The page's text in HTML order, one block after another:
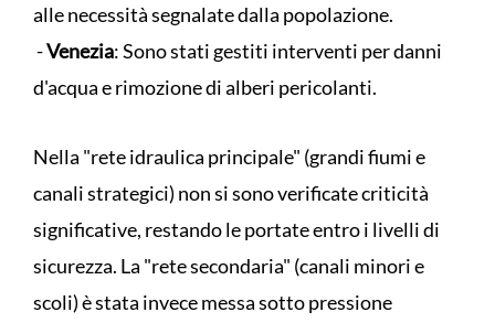
alle necessità segnalate dalla popolazione.
-Venezia: Sono stati gestiti interventi per danni
d'acqua e rimozione di alberi pericolanti.
Nella "rete idraulica principale" (grandi fiumi e
canali strategici) non si sono verificate criticità
significative, restando le portate entro i livelli di
sicurezza. La "rete secondaria" (canali minori e
scoli) è stata invece messa sotto pressione